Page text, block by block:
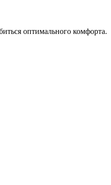
оптимального комфорта.